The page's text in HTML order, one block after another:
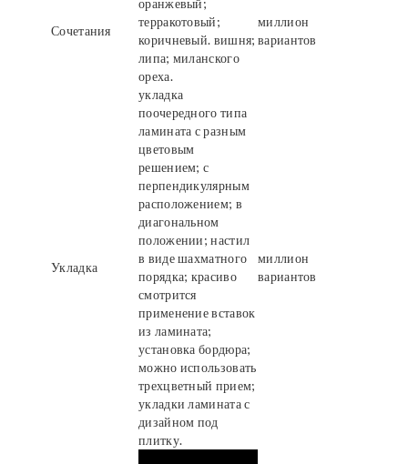
Сочетания
оранжевый;
терракотовый;
коричневый. вишня;
липа; миланского
ореха.
миллион
вариантов
Укладка
укладка
поочередного типа
ламината с разным
цветовым
решением; с
перпендикулярным
расположением; в
диагональном
положении; настил
в виде шахматного
порядка; красиво
смотрится
применение вставок
из ламината;
установка бордюра;
можно использовать
трехцветный прием;
укладки ламината с
дизайном под
плитку.
миллион
вариантов